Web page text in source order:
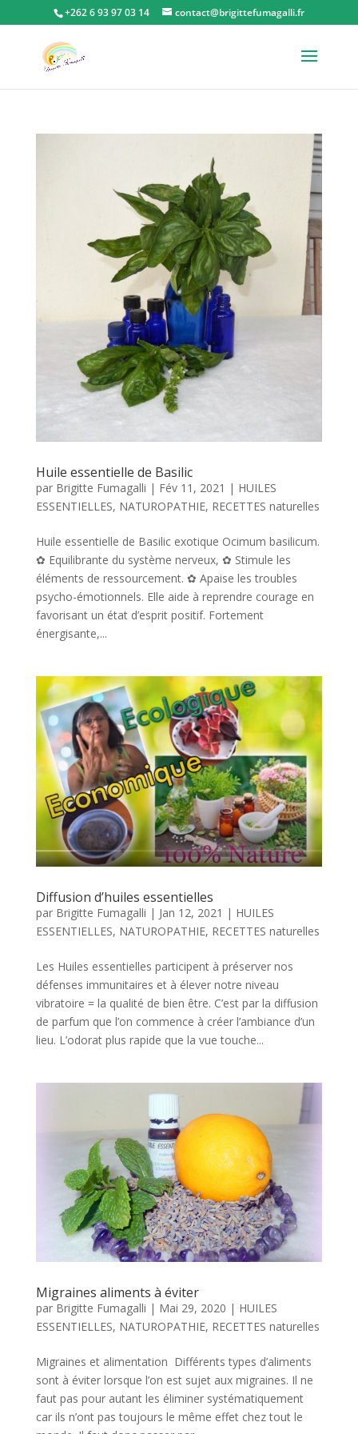
+262 6 93 97 03 14 contact@brigittefumagalli.fr
Huile essentielle de Basilic
par Brigitte Fumagalli | Fév 11, 2021 | HUILES
ESSENTIELLES, NATUROPATHIE, RECETTES naturelles
Huile essentielle de Basilic exotique Ocimum basilicum.
✿ Equilibrante du système nerveux, ✿ Stimule les
éléments de ressourcement. ✿ Apaise les troubles
psycho-émotionnels. Elle aide à reprendre courage en
favorisant un état d’esprit positif. Fortement
énergisante,...
Diffusion d’huiles essentielles
par Brigitte Fumagalli | Jan 12, 2021 | HUILES
ESSENTIELLES, NATUROPATHIE, RECETTES naturelles
Les Huiles essentielles participent à préserver nos
défenses immunitaires et à élever notre niveau
vibratoire = la qualité de bien être. C’est par la diffusion
de parfum que l’on commence à créer l’ambiance d’un
lieu. L’odorat plus rapide que la vue touche...
Migraines aliments à éviter
par Brigitte Fumagalli | Mai 29, 2020 | HUILES
ESSENTIELLES, NATUROPATHIE, RECETTES naturelles
Migraines et alimentation Différents types d’aliments
sont à éviter lorsque l’on est sujet aux migraines. Il ne
faut pas pour autant les éliminer systématiquement
car ils n’ont pas toujours le même effet chez tout le